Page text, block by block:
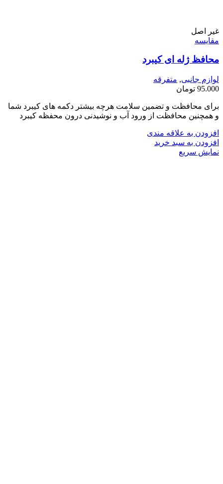
غیر اصل
مقايسه
محافظ ژله ای کیبرد
لوازم جانبی, متفرقه
95.000 تومان
برای محافظت و تضمین سلامت هرچه بیشتر دکمه های کیبرد شما
و همچنین محافظت از ورود آب و نوشیدنی درون محفظه کیبرد
افزودن به علاقه مندی
افزودن به سبد خرید
نمایش سریع